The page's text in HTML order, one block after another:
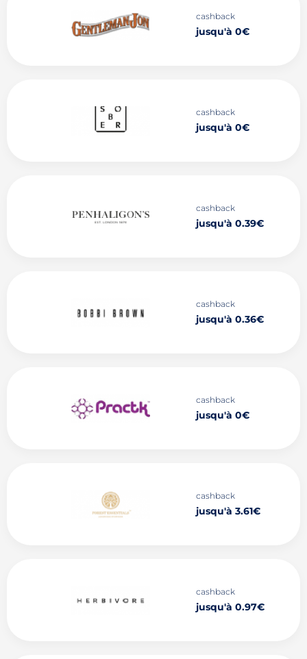
cashback
jusqu'à 0€
cashback
jusqu'à 0€
cashback
jusqu'à 0.39€
cashback
jusqu'à 0.36€
cashback
jusqu'à 0€
cashback
jusqu'à 3.61€
cashback
jusqu'à 0.97€